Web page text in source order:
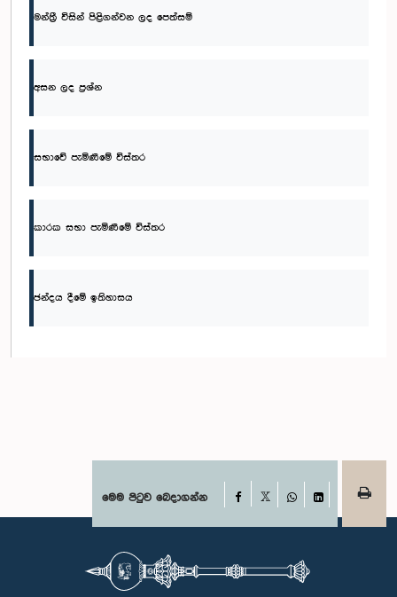
මන්ත්‍රී විසින් පිළිගන්වන ලද පෙත්සම්
අසන ලද ප්‍රශ්න
සභාවේ පැමිණීමේ විස්තර
කාරක සභා පැමිණීමේ විස්තර
ඡන්දය දීමේ ඉතිහාසය
මෙම පිටුව බෙදාගන්න Facebook